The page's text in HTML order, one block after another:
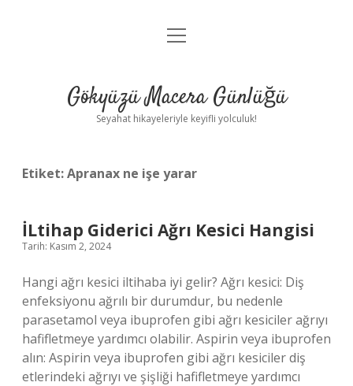
Anasayfa
Yasal Uyarı
menüyü
Gökyüzü Macera Günlüğü
Seyahat hikayeleriyle keyifli yolculuk!
Etiket:Apranax ne işe yarar
İLtihap Giderici Ağrı Kesici Hangisi
Tarih: Kasım 2, 2024
Hangi ağrı kesici iltihaba iyi gelir? Ağrı kesici: Diş
enfeksiyonu ağrılı bir durumdur, bu nedenle
parasetamol veya ibuprofen gibi ağrı kesiciler ağrıyı
hafifletmeye yardımcı olabilir. Aspirin veya ibuprofen
alın: Aspirin veya ibuprofen gibi ağrı kesiciler diş
etlerindeki ağrıyı ve şişliği hafifletmeye yardımcı